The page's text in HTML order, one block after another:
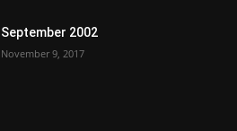
September 2002
November 9, 2017